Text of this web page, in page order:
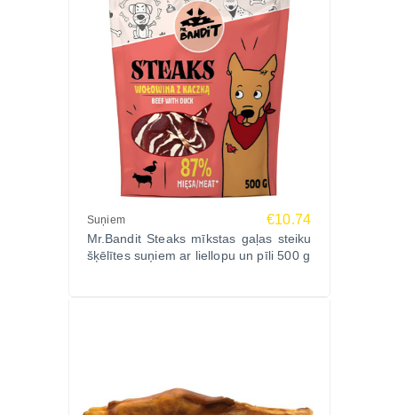
Suņiem €10.74
Mr.Bandit Steaks mīkstas gaļas steiku
šķēlītes suņiem ar liellopu un pīli 500 g